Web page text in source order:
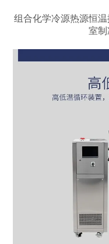
组合化学冷源热源恒
室制